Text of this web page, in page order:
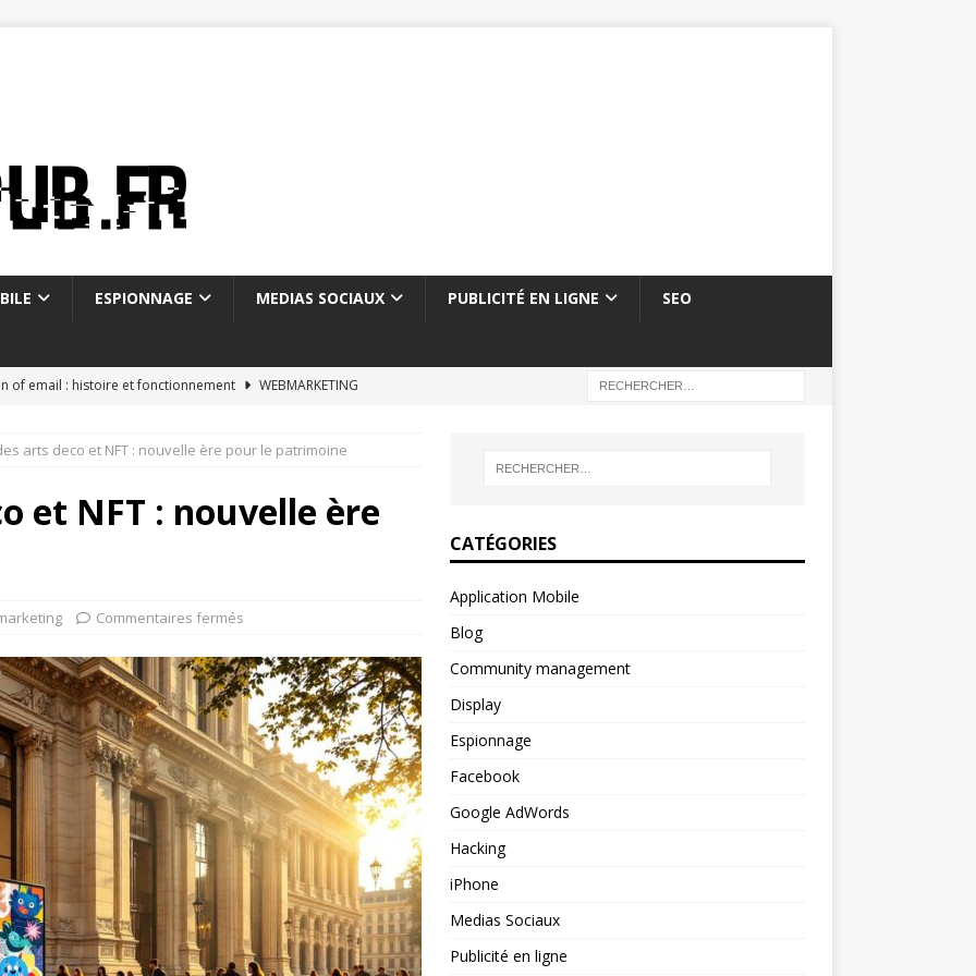
ESPIONNAGE MEDIAS SOCIAUX PUBLICITÉ EN LIGNE SEO
of email : histoire et fonctionnement
WEBMARKETING
gratuit : comparatif des meilleures solutions
WEBMARKETING
page professionnelle facebook pour votre business
arts deco et NFT : nouvelle ère pour le patrimoine
et NFT : nouvelle ère
Commentaires fermés
CATÉGORIES
Application Mobile
Blog
Community management
Display
Espionnage
Facebook
Google AdWords
Hacking
iPhone
Medias Sociaux
Publicité en ligne